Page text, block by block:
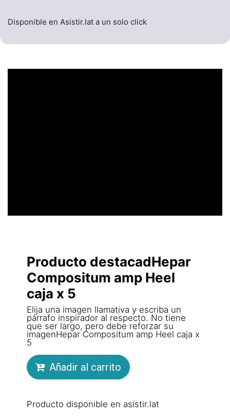
Disponible en Asistir.lat a un solo click
Producto destacadHepar
Compositum amp Heel
caja x 5
Elija una imagen llamativa y escriba un
párrafo inspirador al respecto. No tiene
que ser largo, pero debe reforzar su
imagenHepar Compositum amp Heel caja x
5
Añadir al carrito
Producto disponible en asistir.lat